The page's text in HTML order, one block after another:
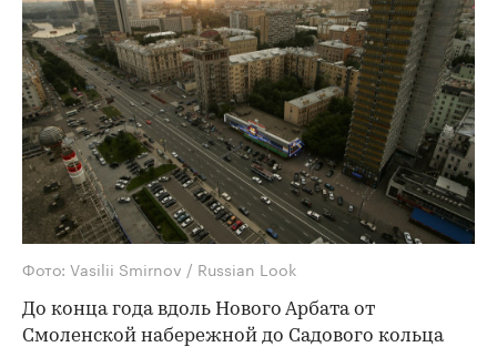
Фото: Vasilii Smirnov / Russian Look
До конца года вдоль Нового Арбата от
Смоленской набережной до Садового кольца